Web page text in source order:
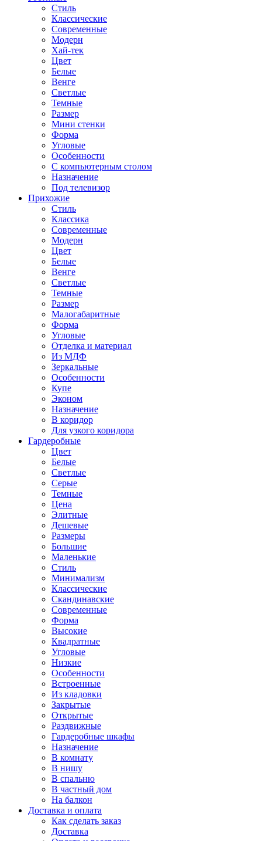
Стиль
Классические
Современные
Модерн
Хай-тек
Цвет
Белые
Венге
Светлые
Темные
Размер
Мини стенки
Форма
Угловые
Особенности
С компьютерным столом
Назначение
Под телевизор
Прихожие
Стиль
Классика
Современные
Модерн
Цвет
Белые
Венге
Светлые
Темные
Размер
Малогабаритные
Форма
Угловые
Отделка и материал
Из МДФ
Зеркальные
Особенности
Купе
Эконом
Назначение
В коридор
Для узкого коридора
Гардеробные
Цвет
Белые
Светлые
Серые
Темные
Цена
Элитные
Дешевые
Размеры
Большие
Маленькие
Стиль
Минимализм
Классические
Скандинавские
Современные
Форма
Высокие
Квадратные
Угловые
Низкие
Особенности
Встроенные
Из кладовки
Закрытые
Открытые
Раздвижные
Гардеробные шкафы
Назначение
В комнату
В нишу
В спальню
В частный дом
На балкон
Доставка и оплата
Как сделать заказ
Доставка